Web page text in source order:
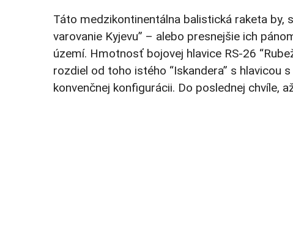
Táto medzikontinentálna balistická raketa by,
varovanie Kyjevu” – alebo presnejšie ich
území. Hmotnosť bojovej hlavice RS-26
rozdiel od toho istého “Iskandera” s
konvenčnej konfigurácii. Do poslednej chvíle,